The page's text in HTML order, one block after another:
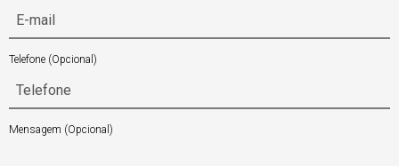
Telefone (Opcional)
Mensagem (Opcional)